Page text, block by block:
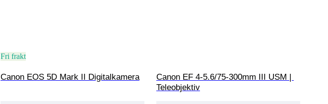
Fri frakt
Canon EOS 5D Mark II Digitalkamera
Canon EF 4-5.6/75-300mm III USM |
Teleobjektiv